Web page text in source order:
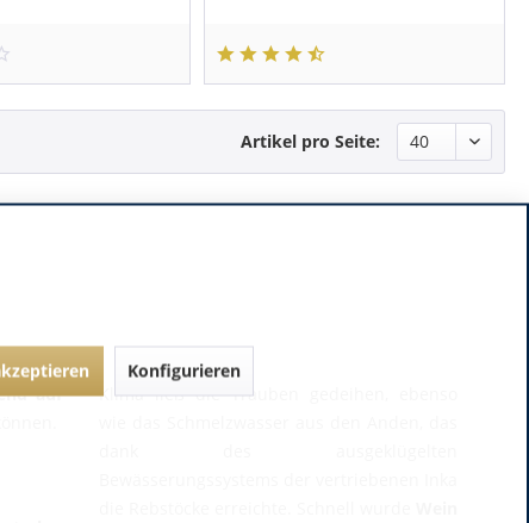
Artikel pro Seite:
auf
Klima ließ die Trauben gedeihen, ebenso
Konfigurieren